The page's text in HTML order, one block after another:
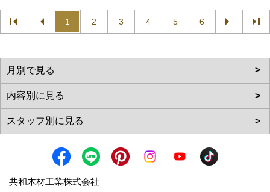
1 2 3 4 5 6
共和木材工業株式会社